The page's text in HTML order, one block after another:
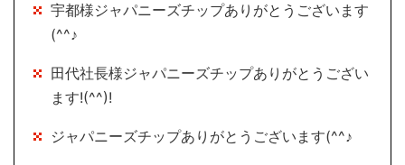
宇都様ジャパニーズチップありがとうございます
(^^♪
田代社長様ジャパニーズチップありがとうござい
ます!(^^)!
ジャパニーズチップありがとうございます(^^♪